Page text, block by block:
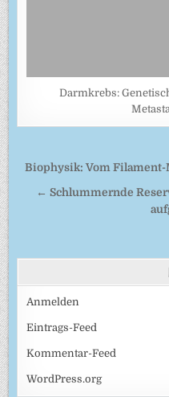
Darmkrebs:
Biophysik: Vom
← Schlummernde
Anmelden
Eintrags-Feed
Kommentar-Feed
WordPress.org